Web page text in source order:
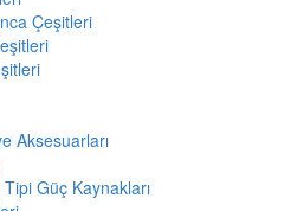
Çeşitleri
Aksesuarları
Güç Kaynakları